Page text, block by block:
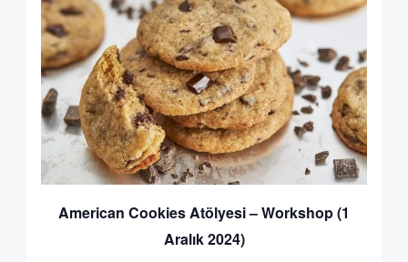
American Cookies Atölyesi – Workshop (1
Aralık 2024)